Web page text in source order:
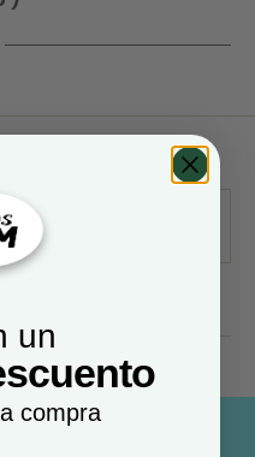
un
compra